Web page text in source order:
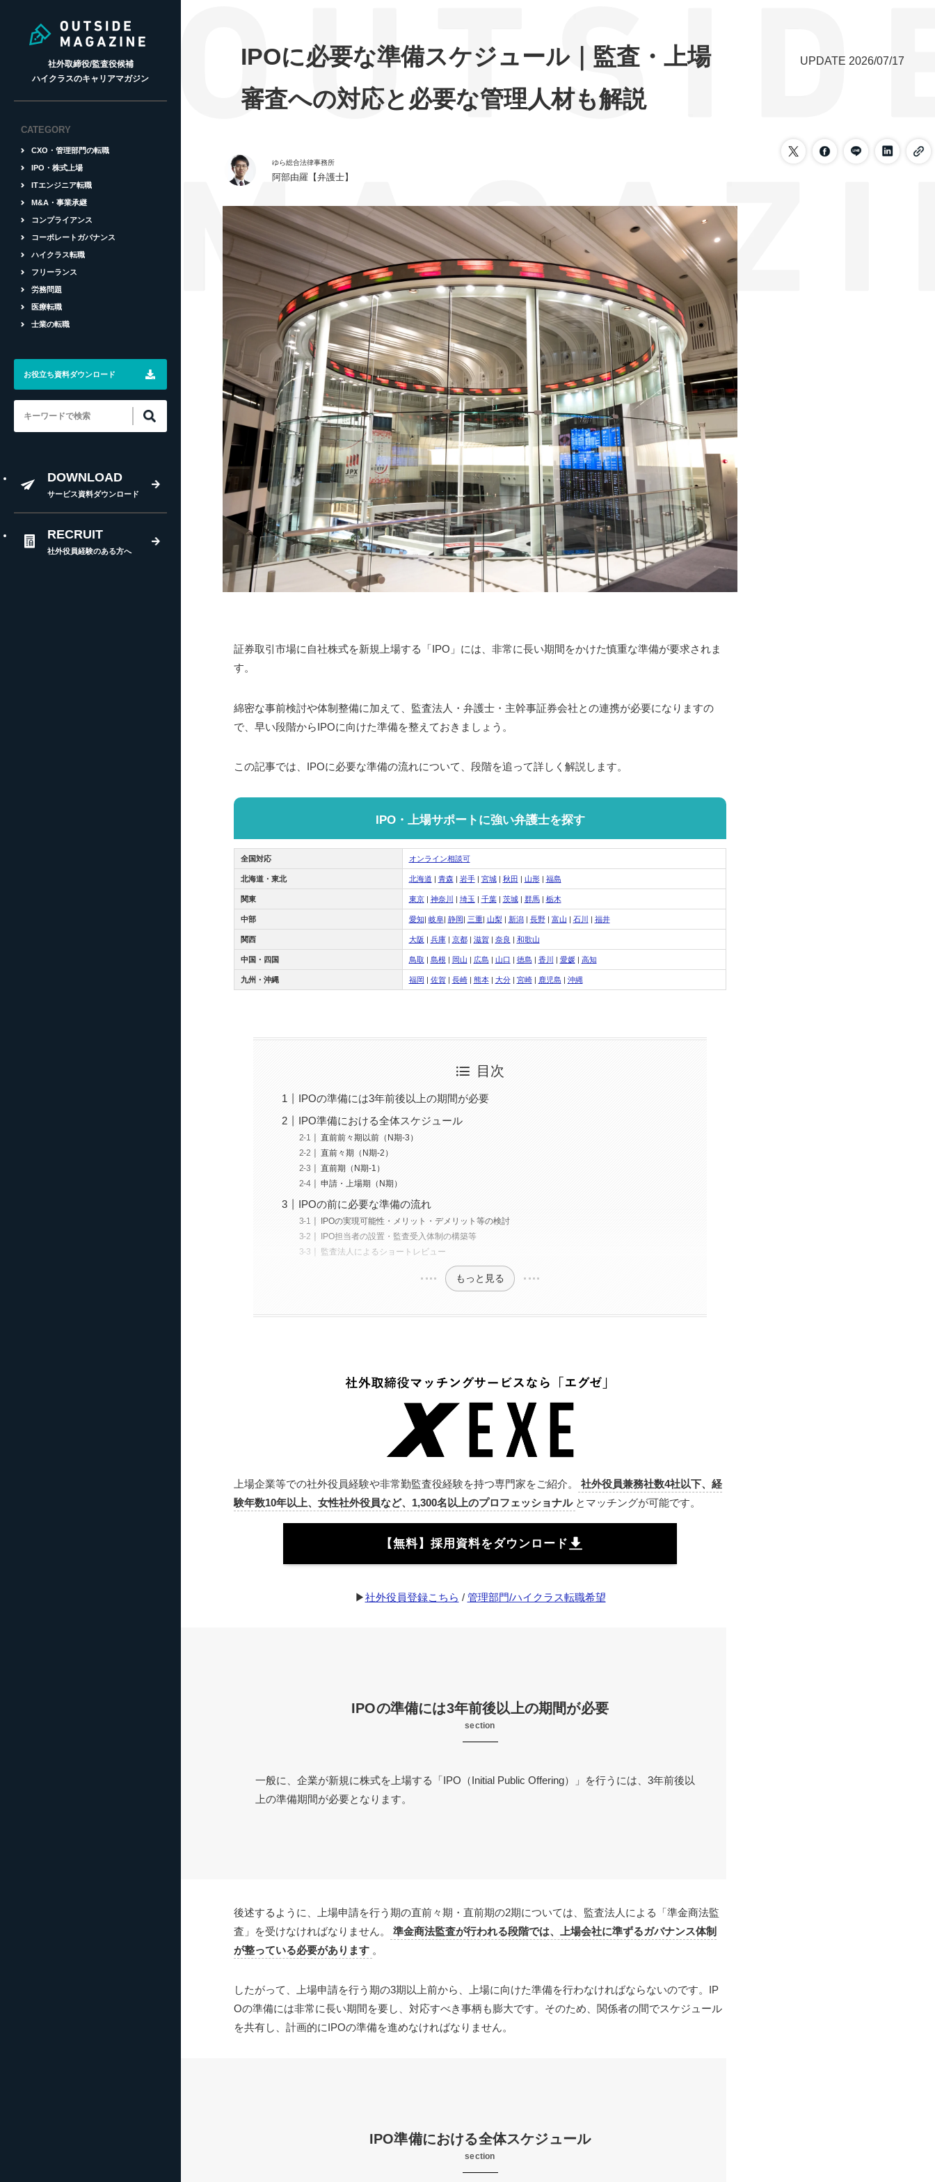
社外取締役/監査役候補
ハイクラスのキャリアマガジン
CATEGORY
CXO・管理部門の転職
IPO・株式上場
ITエンジニア転職
M&A・事業承継
コンプライアンス
コーポレートガバナンス
ハイクラス転職
フリーランス
労務問題
医療転職
士業の転職
社外取締役とは
社外監査役・非常勤監査役とは
総合転職サイト・エージェント
お役立ち資料ダウンロード
DOWNLOAD
サービス資料ダウンロード
RECRUIT
社外役員経験のある方へ
UPDATE 2026/07/17
IPOに必要な準備スケジュール｜監査・上場
審査への対応と必要な管理人材も解説
ゆら総合法律事務所
阿部由羅【弁護士】
証券取引市場に自社株式を新規上場する「IPO」には、非常に長い期間をかけた慎重な準備が要求されま
す。
綿密な事前検討や体制整備に加えて、監査法人・弁護士・主幹事証券会社との連携が必要になりますの
で、早い段階からIPOに向けた準備を整えておきましょう。
この記事では、IPOに必要な準備の流れについて、段階を追って詳しく解説します。
IPO・上場サポートに強い弁護士を探す
全国対応 オンライン相談可
北海道・東北 北海道 青森| 岩手| 宮城| 秋田 山形| 福島
関東 東京| 神奈川 埼玉 千葉| 茨城| 群馬| 栃木
中部 愛知 岐阜| 静岡 三重| 山梨| 新潟| 長野| 富山 石川 福井
関西 大阪 兵庫| 京都| 滋賀| 奈良 和歌山
中国・四国 鳥取 島根 岡山 広島 山口 徳島 香川 愛媛| 高知
九州・沖縄 福岡 佐賀| 長崎| 熊本| 大分| 宮崎| 鹿児島 沖縄
目次
IPOの準備には3年前後以上の期間が必要
IPO準備における全体スケジュール
直前前々期以前（N期-3）
直前々期（N期-2）
直前期（N期-1）
申請・上場期（N期）
IPOの前に必要な準備の流れ
IPOの実現可能性・メリット・デメリット等の検討
IPO担当者の設置・監査受入体制の構築等
監査法人によるショートレビュー
もっと見る
上場企業等での社外役員経験や非常勤監査役経験を持つ専門家をご紹介。
社外役員兼務社数4社以下、経
験年数10年以上、女性社外役員など、1,300名以上のプロフェッショナル とマッチングが可能です。
【無料】採用資料をダウンロード
▶︎社外役員登録こちら / 管理部門/ハイクラス転職希望
IPOの準備には3年前後以上の期間が必要
section
一般に、企業が新規に株式を上場する「IPO（Initial Public Offering）」を行うには、3年前後以
上の準備期間が必要となります。
後述するように、上場申請を行う期の直前々期・直前期の2期については、監査法人による「準金商法監
査」を受けなければなりません。
準金商法監査が行われる段階では、上場会社に準ずるガバナンス体制
が整っている必要があります 。
したがって、上場申請を行う期の3期以上前から、上場に向けた準備を行わなければならないのです。IP
Oの準備には非常に長い期間を要し、対応すべき事柄も膨大です。そのため、関係者の間でスケジュール
を共有し、計画的にIPOの準備を進めなければなりません。
IPO準備における全体スケジュール
section